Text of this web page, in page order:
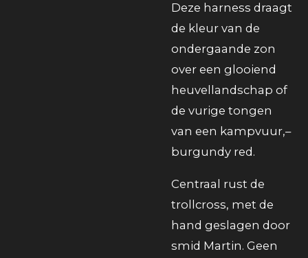
Deze harness draagt
de kleur van de
ondergaande zon
over een glooiend
heuvellandschap of
de vurige tongen
van een kampvuur,–
burgundy red.
Centraal rust de
trollcross, met de
hand geslagen door
smid Martin. Geen